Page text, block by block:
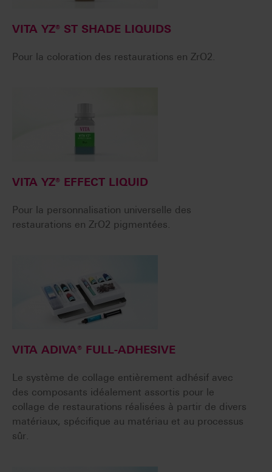
VITA YZ® ST SHADE LIQUIDS
Pour la coloration des restaurations en ZrO2.
VITA YZ® EFFECT LIQUID
Pour la personnalisation universelle des
restaurations en ZrO2 pigmentées.
VITA ADIVA® FULL-ADHESIVE
Le système de collage entièrement adhésif avec
des composants idéalement assortis pour le
collage de restaurations réalisées à partir de divers
matériaux, spécifique au matériau et au processus
sûr.